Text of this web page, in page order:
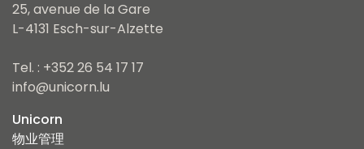
25, avenue de la Gare
L-4131 Esch-sur-Alzette
Tel. : +352 26 54 17 17
info@unicorn.lu
Unicorn
物业管理